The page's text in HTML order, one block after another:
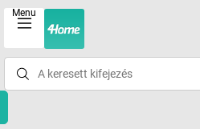
Menu